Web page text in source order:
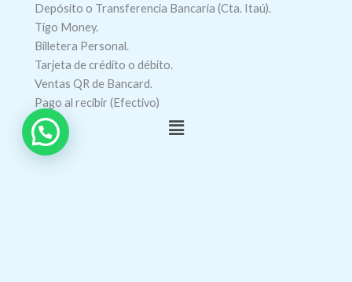
Depósito o Transferencia Bancaria (Cta. Itaú).
Tigo Money.
Billetera Personal.
Tarjeta de crédito o débito.
Ventas QR de Bancard.
Pago al recibir (Efectivo)
Menú